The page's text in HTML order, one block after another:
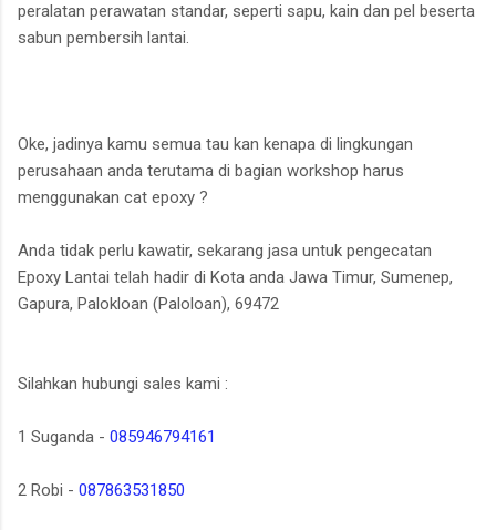
peralatan perawatan standar, seperti sapu, kain dan pel beserta
sabun pembersih lantai.
Oke, jadinya kamu semua tau kan kenapa di lingkungan
perusahaan anda terutama di bagian workshop harus
menggunakan cat epoxy ?
Anda tidak perlu kawatir, sekarang jasa untuk pengecatan
Epoxy Lantai telah hadir di Kota anda Jawa Timur, Sumenep,
Gapura, Palokloan (Paloloan), 69472
Silahkan hubungi sales kami :
1 Suganda - 085946794161
2 Robi - 087863531850